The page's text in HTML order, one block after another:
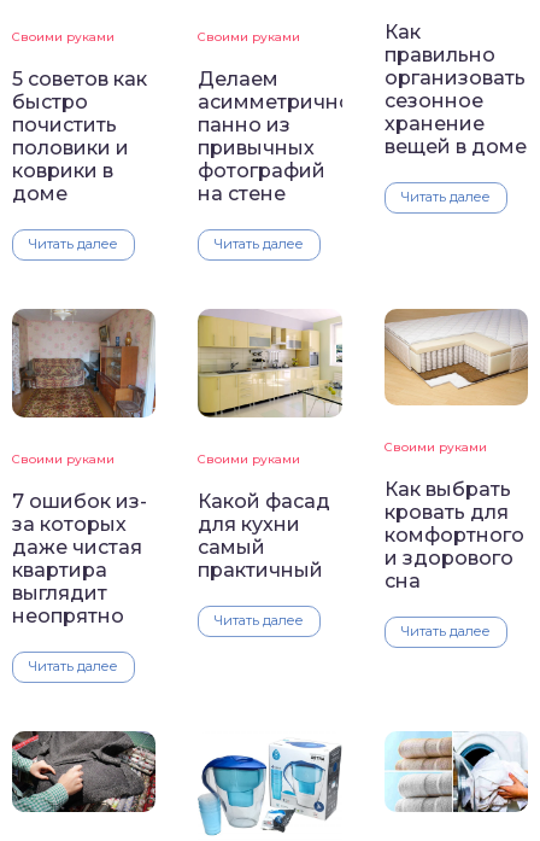
Своими руками
5 советов как
быстро
почистить
половики и
коврики в
доме
Читать далее
Своими руками
Делаем
асимметричное
панно из
привычных
фотографий
на стене
Читать далее
Как
правильно
организовать
сезонное
хранение
вещей в доме
Читать далее
Своими руками
7 ошибок из-
за которых
даже чистая
квартира
выглядит
неопрятно
Читать далее
Своими руками
Какой фасад
для кухни
самый
практичный
Читать далее
Своими руками
Как выбрать
кровать для
комфортного
и здорового
сна
Читать далее